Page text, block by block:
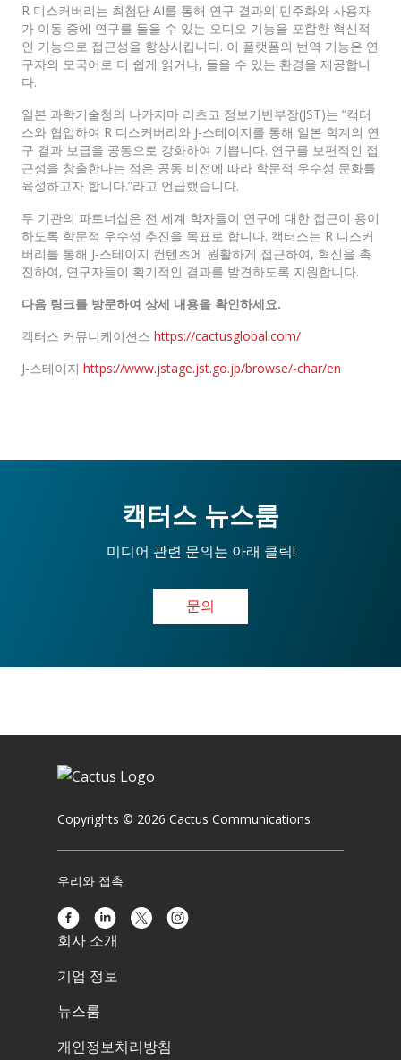
R 디스커버리는 최첨단 AI를 통해 연구 결과의 민주화와 사용자
가 이동 중에 연구를 들을 수 있는 오디오 기능을 포함한 혁신적
인 기능으로 접근성을 향상시킵니다. 이 플랫폼의 번역 기능은 연
구자의 모국어로 더 쉽게 읽거나, 들을 수 있는 환경을 제공합니
다.
일본 과학기술청의 나카지마 리츠코 정보기반부장(JST)는 “캑터
스와 협업하여 R 디스커버리와 J-스테이지를 통해 일본 학계의 연
구 결과 보급을 공동으로 강화하여 기쁩니다. 연구를 보편적인 접
근성을 창출한다는 점은 공동 비전에 따라 학문적 우수성 문화를
육성하고자 합니다.”라고 언급했습니다.
두 기관의 파트너십은 전 세계 학자들이 연구에 대한 접근이 용이
하도록 학문적 우수성 추진을 목표로 합니다. 캑터스는 R 디스커
버리를 통해 J-스테이지 컨텐츠에 원활하게 접근하여, 혁신을 촉
진하여, 연구자들이 획기적인 결과를 발견하도록 지원합니다.
다음 링크를 방문하여 상세 내용을 확인하세요.
캑터스 커뮤니케이션스 https://cactusglobal.com/
J-스테이지 https://www.jstage.jst.go.jp/browse/-char/en
캑터스 뉴스룸
미디어 관련 문의는 아래 클릭!
문의
Copyrights © 2026 Cactus Communications
우리와 접촉
회사 소개
기업 정보
뉴스룸
개인정보처리방침